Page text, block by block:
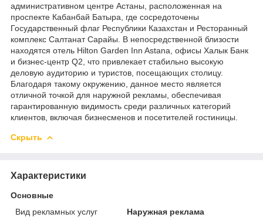
административном центре Астаны, расположенная на
проспекте Кабанбай Батыра, где сосредоточены
Государственный флаг Республики Казахстан и Ресторанный
комплекс Салтанат Сарайы. В непосредственной близости
находятся отель Hilton Garden Inn Astana, офисы Халык Банк
и бизнес-центр Q2, что привлекает стабильно высокую
деловую аудиторию и туристов, посещающих столицу.
Благодаря такому окружению, данное место является
отличной точкой для наружной рекламы, обеспечивая
гарантированную видимость среди различных категорий
клиентов, включая бизнесменов и посетителей гостиницы.
Скрыть
Характеристики
Основные
Вид рекламных услуг
Наружная реклама